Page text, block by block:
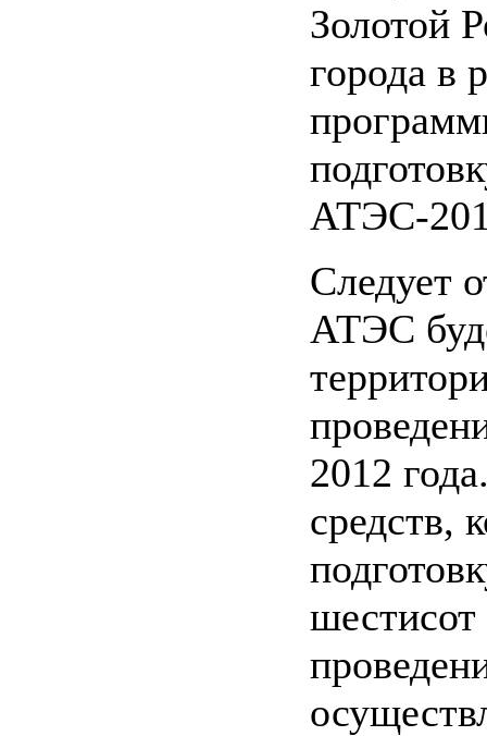
Золотой
города в
АТЭС-
Следует
АТЭС
2012
средств,
шестисот